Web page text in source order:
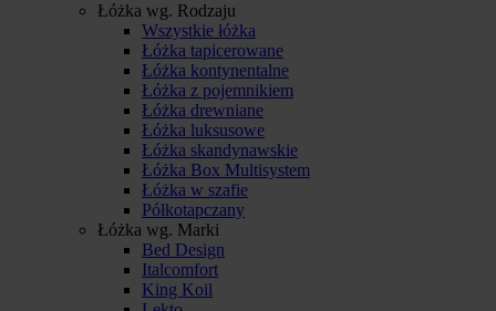
Łóżka wg. Rodzaju
Wszystkie łóżka
Łóżka tapicerowane
Łóżka kontynentalne
Łóżka z pojemnikiem
Łóżka drewniane
Łóżka luksusowe
Łóżka skandynawskie
Łóżka Box Multisystem
Łóżka w szafie
Półkotapczany
Łóżka wg. Marki
Bed Design
Italcomfort
King Koil